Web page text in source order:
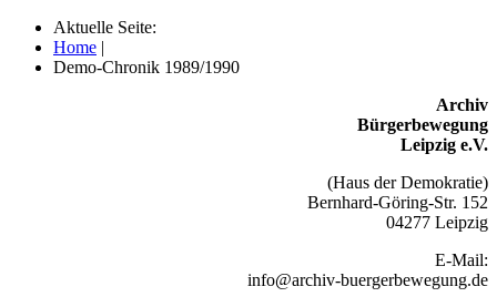
Aktuelle Seite:
Home |
Demo-Chronik 1989/1990
Archiv
Bürgerbewegung
Leipzig e.V.
(Haus der Demokratie)
Bernhard-Göring-Str. 152
04277 Leipzig
E-Mail:
info@archiv-buergerbewegung.de